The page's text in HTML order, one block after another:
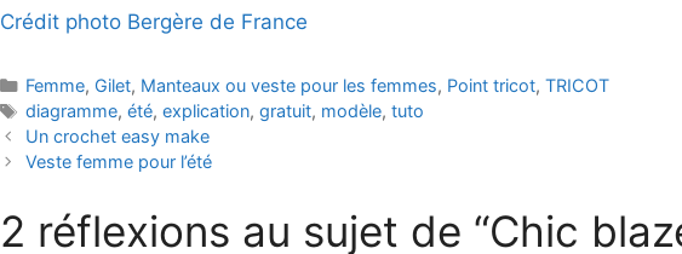
Crédit photo Bergère de France
Catégories
Femme, Gilet, Manteaux ou veste pour les femmes, Point tricot,TRICOT
Étiquettes
diagramme,été,explication,gratuit, modèle,tuto
Un crochet easy make
Veste femme pour l’été
2 réflexions au sujet de “Chic